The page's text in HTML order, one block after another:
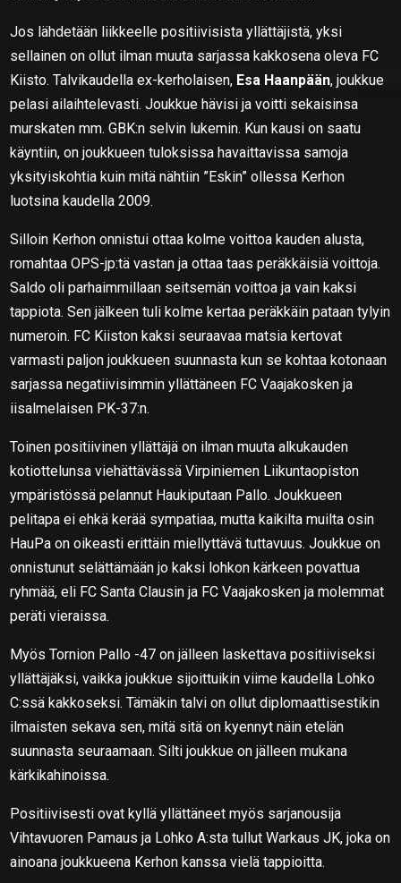
Jos lähdetään liikkeelle positiivisista yllättäjistä, yksi
sellainen on ollut ilman muuta sarjassa kakkosena oleva FC
Kiisto. Talvikaudella ex-kerholaisen, Esa Haanpään, joukkue
pelasi ailaihtelevasti. Joukkue hävisi ja voitti sekaisinsa
murskaten mm. GBK:n selvin lukemin. Kun kausi on saatu
käyntiin, on joukkueen tuloksissa havaittavissa samoja
yksityiskohtia kuin mitä nähtiin ”Eskin” ollessa Kerhon
luotsina kaudella 2009.
Silloin Kerhon onnistui ottaa kolme voittoa kauden alusta,
romahtaa OPS-jp:tä vastan ja ottaa taas peräkkäisiä voittoja.
Saldo oli parhaimmillaan seitsemän voittoa ja vain kaksi
tappiota. Sen jälkeen tuli kolme kertaa peräkkäin pataan tylyin
numeroin. FC Kiiston kaksi seuraavaa matsia kertovat
varmasti paljon joukkueen suunnasta kun se kohtaa kotonaan
sarjassa negatiivisimmin yllättäneen FC Vaajakosken ja
iisalmelaisen PK-37:n.
Toinen positiivinen yllättäjä on ilman muuta alkukauden
kotiottelunsa viehättävässä Virpiniemen Liikuntaopiston
ympäristössä pelannut Haukiputaan Pallo. Joukkueen
pelitapa ei ehkä kerää sympatiaa, mutta kaikilta muilta osin
HauPa on oikeasti erittäin miellyttävä tuttavuus. Joukkue on
onnistunut selättämään jo kaksi lohkon kärkeen povattua
ryhmää, eli FC Santa Clausin ja FC Vaajakosken ja molemmat
peräti vieraissa.
Myös Tornion Pallo -47 on jälleen laskettava positiiviseksi
yllättäjäksi, vaikka joukkue sijoittuikin viime kaudella Lohko
C:ssä kakkoseksi. Tämäkin talvi on ollut diplomaattisestikin
ilmaisten sekava sen, mitä sitä on kyennyt näin etelän
suunnasta seuraamaan. Silti joukkue on jälleen mukana
kärkikahinoissa.
Positiivisesti ovat kyllä yllättäneet myös sarjanousija
Vihtavuoren Pamaus ja Lohko A:sta tullut Warkaus JK, joka on
ainoana joukkueena Kerhon kanssa vielä tappioitta.